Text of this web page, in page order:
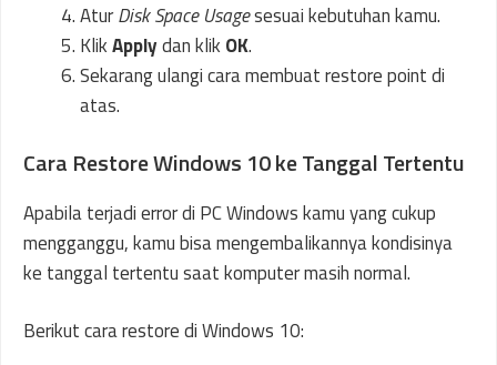
AturDisk Space Usagesesuai kebutuhan kamu.
KlikApplydan klik OK.
Sekarang ulangi cara membuat restore point di
atas.
Cara Restore Windows 10 ke Tanggal Tertentu
Apabila terjadi error di PC Windows kamu yang cukup
mengganggu, kamu bisa mengembalikannya kondisinya
ke tanggal tertentu saat komputer masih normal.
Berikut cara restore di Windows 10: